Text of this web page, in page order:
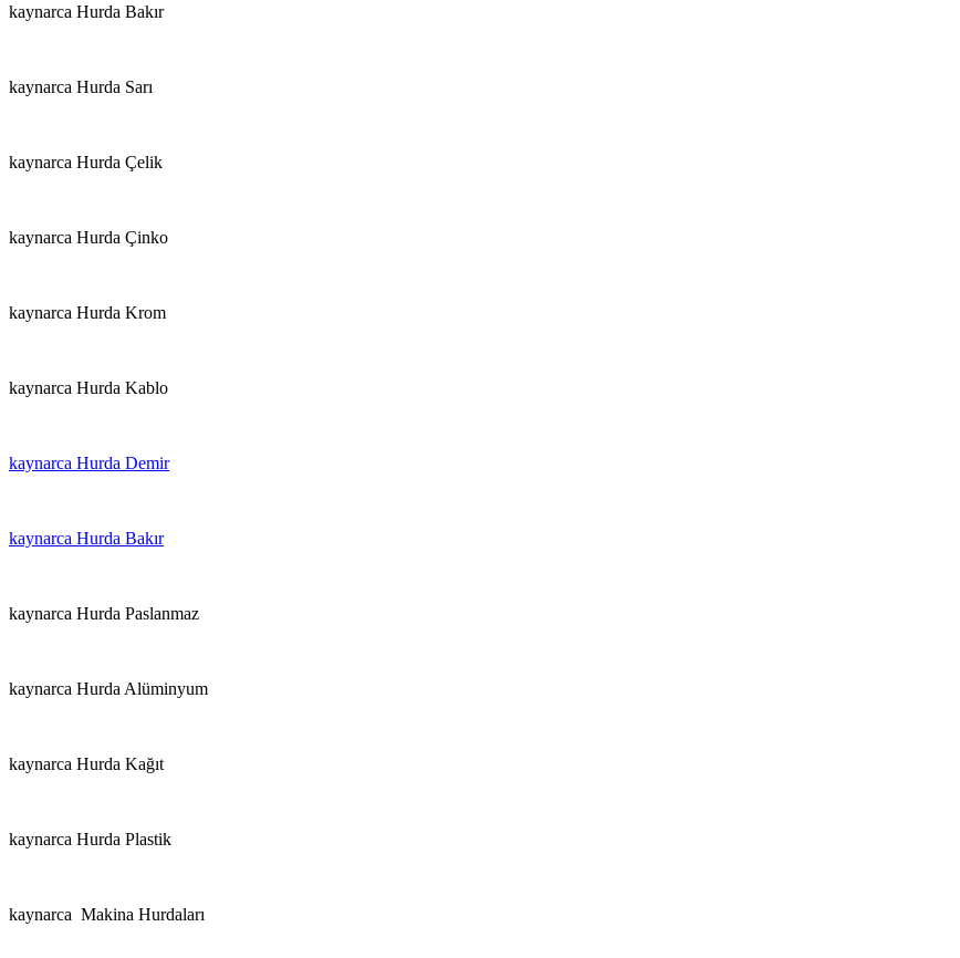
kaynarca Hurda Bakır
kaynarca Hurda Sarı
kaynarca Hurda Çelik
kaynarca Hurda Çinko
kaynarca Hurda Krom
kaynarca Hurda Kablo
kaynarca Hurda Demir
kaynarca Hurda Bakır
kaynarca Hurda Paslanmaz
kaynarca Hurda Alüminyum
kaynarca Hurda Kağıt
kaynarca Hurda Plastik
kaynarca Makina Hurdaları